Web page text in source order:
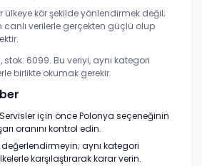
kör şekilde yönlendirmek değil;
canlı verilerle gerçekten güçlü olup
stok: 6099. Bu veriyi, aynı kategori
birlikte okumak gerekir.
için önce Polonya seçeneğinin
oranını kontrol edin.
değerlendirmeyin; aynı kategori
karşılaştırarak karar verin.